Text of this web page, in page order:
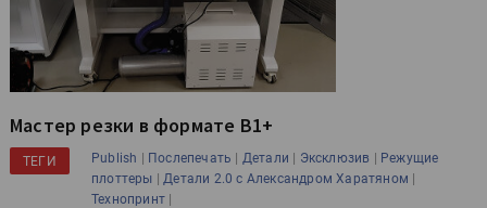
Мастер резки в формате B1+
ТЕГИ Publish | Послепечать | Детали | Эксклюзив | Режущие
плоттеры | Детали 2.0 с Александром Харатяном |
Технопринт |